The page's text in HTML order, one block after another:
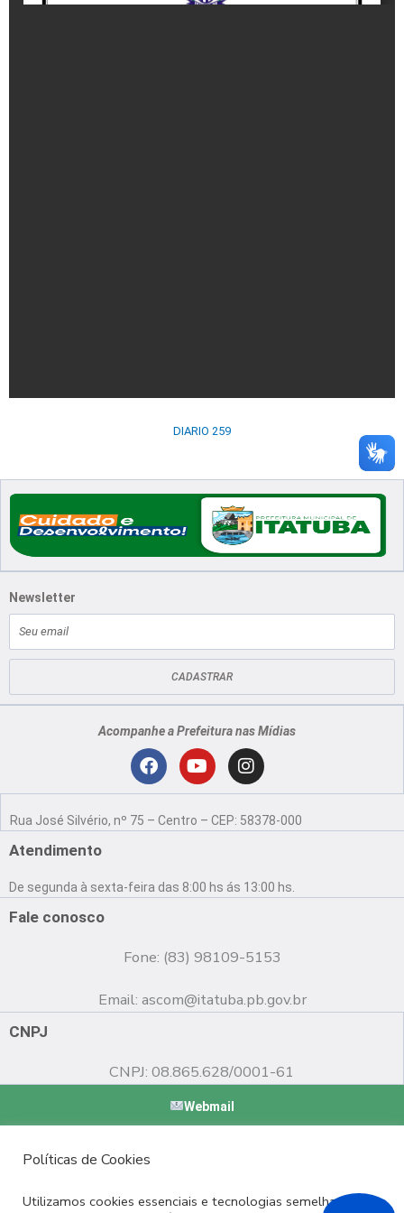
DIARIO 259
Newsletter
mail
CADASTRAR
Acompanhe a Prefeitura nas Mídias
F
c
o
o
Y
u
b
e
I
n
s
g
r
Rua José Silvério, nº 75 – Centro – CEP: 58378-000
Atendimento
De segunda à sexta-feira das 8:00 hs ás 13:00 hs.
Fale conosco
Fone: (83) 98109-5153
Email: ascom@itatuba.pb.gov.br
CNPJ
CNPJ: 08.865.628/0001-61
Webmail
Políticas de Cookies
Utilizamos cookies essenciais e tecnologias semelhantes de